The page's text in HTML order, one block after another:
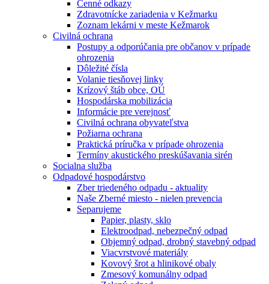
Cenné odkazy
Zdravotnícke zariadenia v Kežmarku
Zoznam lekárni v meste Kežmarok
Civilná ochrana
Postupy a odporúčania pre občanov v prípade
ohrozenia
Dôležité čísla
Volanie tiesňovej linky
Krízový štáb obce, OÚ
Hospodárska mobilizácia
Informácie pre verejnosť
Civilná ochrana obyvateľstva
Požiarna ochrana
Praktická príručka v prípade ohrozenia
Termíny akustického preskúšavania sirén
Socialna služba
Odpadové hospodárstvo
Zber triedeného odpadu - aktuality
Naše Zberné miesto - nielen prevencia
Separujeme
Papier, plasty, sklo
Elektroodpad, nebezpečný odpad
Objemný odpad, drobný stavebný odpad
Viacvrstvové materiály
Kovový šrot a hlinikové obaly
Zmesový komunálny odpad